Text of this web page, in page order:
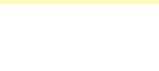
卖了。水晶之恋祝你